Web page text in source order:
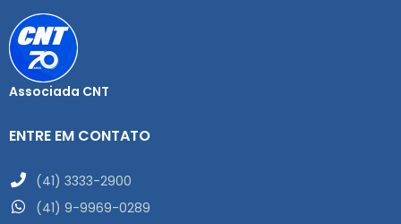
Associada CNT
ENTRE EM CONTATO
(41) 3333-2900
(41) 9-9969-0289